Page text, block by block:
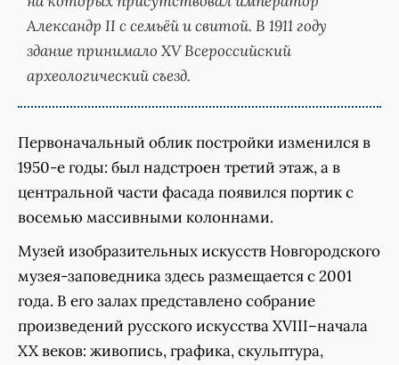
Александр II с семьёй и свитой. В 1911 году
здание принимало XV Всероссийский
археологический съезд.
Первоначальный облик постройки изменился в
1950-е годы: был надстроен третий этаж, а в
центральной части фасада появился портик с
восемью массивными колоннами.
Музей изобразительных искусств Новгородского
музея-заповедника здесь размещается с 2001
года. В его залах представлено собрание
произведений русского искусства XVIII–начала
XX веков: живопись, графика, скульптура,